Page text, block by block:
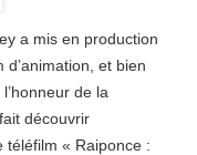
a mis en production
et bien
de la
découvrir
téléfilm « Raiponce :